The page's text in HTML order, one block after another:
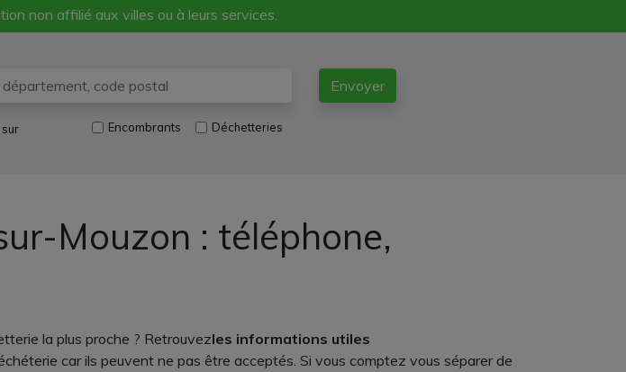
non affilié aux villes ou à leurs services.
Envoyer
Encombrants Déchetteries
Mouzon : téléphone,
la plus proche ? Retrouvezles informations utiles
car ils peuvent ne pas être acceptés. Si vous comptez vous séparer de